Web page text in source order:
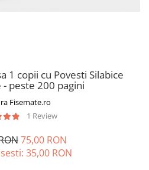
1 copii cu Povesti Silabice
- peste 200 pagini
Fisemate.ro
1 Review
75,00 RON
35,00 RON